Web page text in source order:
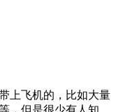
上飞机的，比如大量
，但是很少有人知